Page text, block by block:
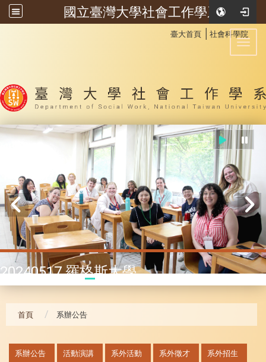
國立臺灣大學社會工作學系
臺大首頁 社會科學院
20240517 羅格斯大學
首頁 系辦公告
系辦公告 活動演講 系外活動 系外徵才 系外招生